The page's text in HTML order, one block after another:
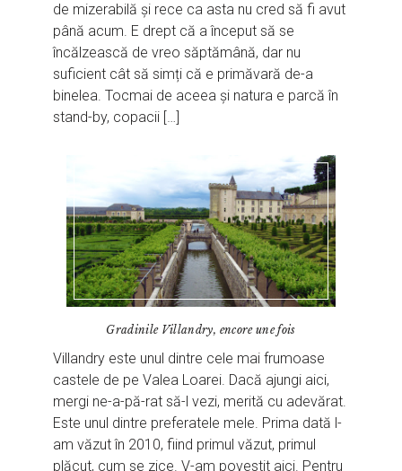
de mizerabilă și rece ca asta nu cred să fi avut
până acum. E drept că a început să se
încălzească de vreo săptămână, dar nu
suficient cât să simți că e primăvară de-a
binelea. Tocmai de aceea și natura e parcă în
stand-by, copacii […]
Gradinile Villandry, encore une fois
Villandry este unul dintre cele mai frumoase
castele de pe Valea Loarei. Dacă ajungi aici,
mergi ne-a-pă-rat să-l vezi, merită cu adevărat.
Este unul dintre preferatele mele. Prima dată l-
am văzut în 2010, fiind primul văzut, primul
plăcut, cum se zice. V-am povestit aici. Pentru